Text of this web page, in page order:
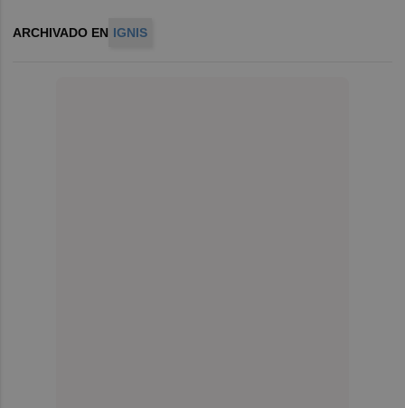
ARCHIVADO EN IGNIS